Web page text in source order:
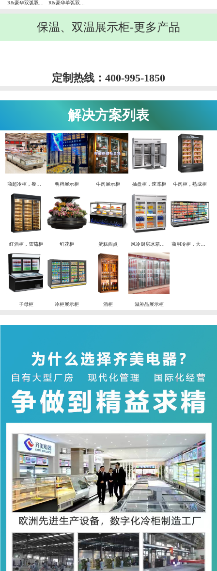
保温、双温展示柜-更多产品
定制热线：400-995-1850
解决方案列表
商超冷柜，餐饮酒店冷柜，实验室冷柜定制解决方案 明档展示柜 牛肉展示柜 插盘柜，速冻柜 牛肉柜，熟成柜
红酒柜，雪茄柜 鲜花柜 蛋糕西点 风冷厨房冰箱， 四六门
子母柜 冷柜展示柜 酒柜 滋补品展示柜